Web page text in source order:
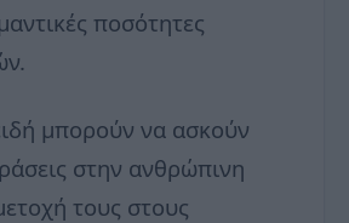
ποσότητες
μπορούν να ασκούν
στην ανθρώπινη
τους στους